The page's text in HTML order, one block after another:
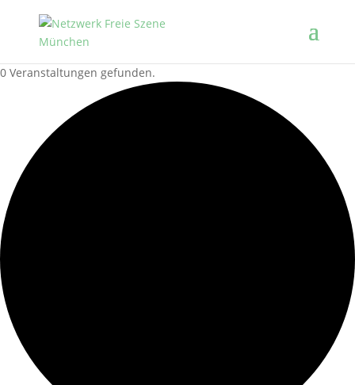
0 Veranstaltungen gefunden.